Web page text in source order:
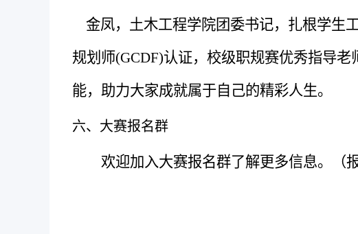
金凤，土木工程学院团委书记，扎根学生
规划师(GCDF)认证，校级职规赛优秀指导
能，助力大家成就属于自己的精彩人生。
六、大赛报名群
欢迎加入大赛报名群了解更多信息。（